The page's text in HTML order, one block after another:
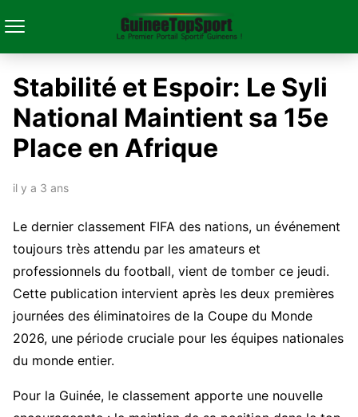
Stabilité et Espoir: Le Syli
National Maintient sa 15e
Place en Afrique
il y a 3 ans
Le dernier classement FIFA des nations, un événement
toujours très attendu par les amateurs et
professionnels du football, vient de tomber ce jeudi.
Cette publication intervient après les deux premières
journées des éliminatoires de la Coupe du Monde
2026, une période cruciale pour les équipes nationales
du monde entier.
Pour la Guinée, le classement apporte une nouvelle